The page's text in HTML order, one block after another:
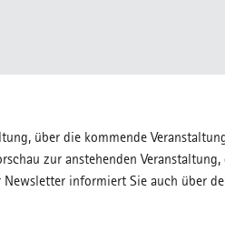
über die kommende
zur anstehenden Veranstaltung,
Newsletter informiert Sie auch über